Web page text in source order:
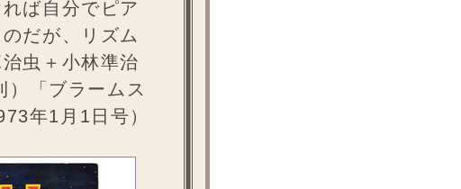
ば自分でピア
だが、リズム
虫＋小林準治
）「ブラームス
年1月1日号）